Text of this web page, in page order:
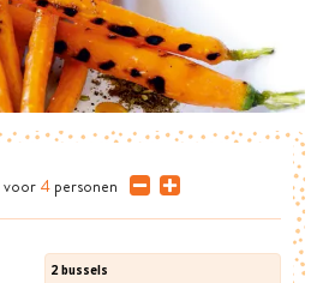
voor 4 personen
2 bussels